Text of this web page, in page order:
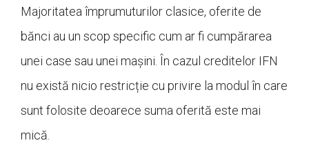
Majoritatea împrumuturilor clasice, oferite de
bănci au un scop specific cum ar fi cumpărarea
unei case sau unei mașini. În cazul creditelor IFN
nu există nicio restricție cu privire la modul în care
sunt folosite deoarece suma oferită este mai
mică.